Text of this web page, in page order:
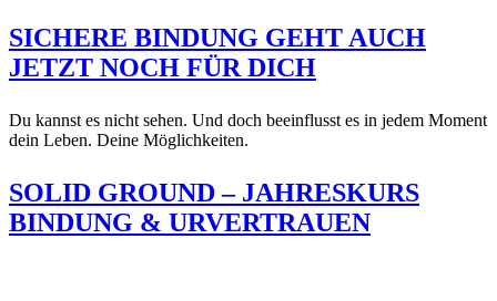
SICHERE BINDUNG GEHT AUCH
JETZT NOCH FÜR DICH
Du kannst es nicht sehen. Und doch beeinflusst es in jedem Moment
dein Leben. Deine Möglichkeiten.
SOLID GROUND – JAHRESKURS
BINDUNG & URVERTRAUEN